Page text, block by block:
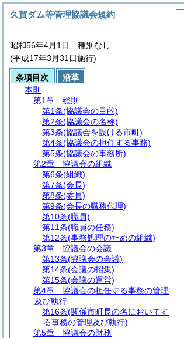
久賀ダム等管理協議会規約
昭和56年4月1日 種別なし
(平成17年3月31日施行)
条項目次
沿革
本則
第1章
総則
第1条(協議会の目的)
第2条(協議会の名称)
第3条(協議会を設ける市町)
第4条(協議会の担任する事務)
第5条(協議会の事務所)
第2章
協議会の組織
第6条(組織)
第7条(会長)
第8条(委員)
第9条(会長の職務代理)
第10条(職員)
第11条(職員の任務)
第12条(事務処理のための組織)
第3章
協議会の会議
第13条(協議会の会議)
第14条(会議の招集)
第15条(会議の運営)
第4章
協議会の担任する事務の管理
及び執行
第16条(関係市町長の名においてす
る事務の管理及び執行)
第5章
協議会の財務